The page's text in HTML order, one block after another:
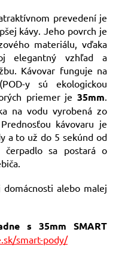
prevedení je
kávy. Jeho povrch je
materiálu, vďaka
elegantný vzhľad a
Kávovar funguje na
y sú ekologickou
priemer je 35mm.
na vodu vyrobená zo
kávovaru je
a to už do 5 sekúnd od
čerpadlo sa postará o
alebo malej
s 35mm SMART
smart-pody/